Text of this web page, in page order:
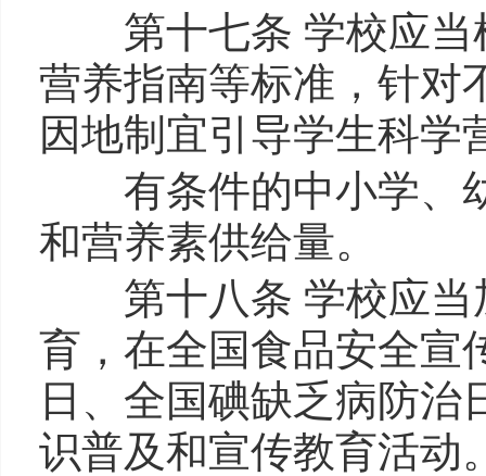
第十七条 学校应当
营养指南等标准，针对
因地制宜引导学生科学
有条件的中小学、幼
和营养素供给量。
第十八条 学校应当
育，在全国食品安全宣
日、全国碘缺乏病防
识普及和宣传教育活动